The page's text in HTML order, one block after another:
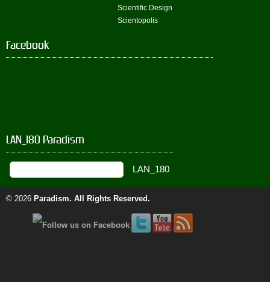
Scientific Design
Scientopolis
Facebook
LAN_180 Paradism
© 2026 Paradism. All Rights Reserved.